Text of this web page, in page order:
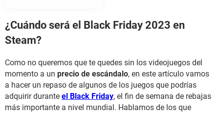
¿Cuándo será el Black Friday 2023 en
Steam?
Como no queremos que te quedes sin los videojuegos del
momento a un precio de escándalo, en este artículo vamos
a hacer un repaso de algunos de los juegos que podrías
adquirir durante el Black Friday, el fin de semana de rebajas
más importante a nivel mundial. Hablamos de los que